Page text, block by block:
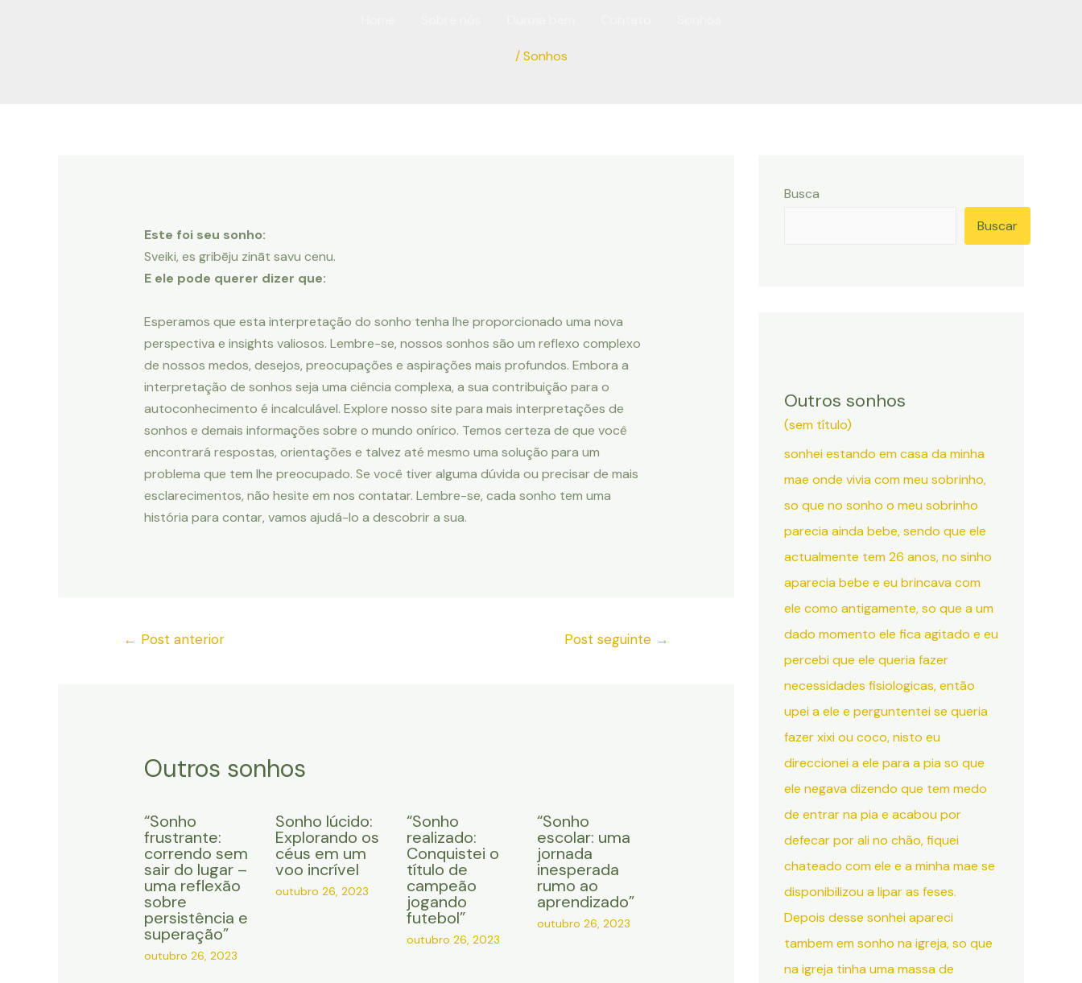
/Sonhos
Este foi seu sonho:
Sveiki, es gribēju zināt savu cenu.
E ele pode querer dizer que:
Esperamos que esta interpretação do sonho tenha lhe proporcionado uma nova
perspectiva e insights valiosos. Lembre-se, nossos sonhos são um reflexo complexo
de nossos medos, desejos, preocupações e aspirações mais profundos. Embora a
interpretação de sonhos seja uma ciência complexa, a sua contribuição para o
autoconhecimento é incalculável. Explore nosso site para mais interpretações de
sonhos e demais informações sobre o mundo onírico. Temos certeza de que você
encontrará respostas, orientações e talvez até mesmo uma solução para um
problema que tem lhe preocupado. Se você tiver alguma dúvida ou precisar de mais
esclarecimentos, não hesite em nos contatar. Lembre-se, cada sonho tem uma
história para contar, vamos ajudá-lo a descobrir a sua.
← Post anterior Post seguinte →
Outros sonhos
“Sonho
frustrante:
correndo sem
sair do lugar –
uma reflexão
sobre
persistência e
superação”
outubro 26, 2023
Sonho lúcido:
Explorando os
céus em um
voo incrível
outubro 26, 2023
“Sonho
realizado:
Conquistei o
título de
campeão
jogando
futebol”
outubro 26, 2023
“Sonho
escolar: uma
jornada
inesperada
rumo ao
aprendizado”
outubro 26, 2023
Busca
Buscar
Outros sonhos
(sem título)
sonhei estando em casa da minha
mae onde vivia com meu sobrinho,
so que no sonho o meu sobrinho
parecia ainda bebe, sendo que ele
actualmente tem 26 anos, no sinho
aparecia bebe e eu brincava com
ele como antigamente, so que a um
dado momento ele fica agitado e eu
percebi que ele queria fazer
necessidades fisiologicas, então
upei a ele e perguntentei se queria
fazer xixi ou coco, nisto eu
direccionei a ele para a pia so que
ele negava dizendo que tem medo
de entrar na pia e acabou por
defecar por ali no chão, fiquei
chateado com ele e a minha mae se
disponibilizou a lipar as feses.
Depois desse sonhei apareci
tambem em sonho na igreja, so que
na igreja tinha uma massa de